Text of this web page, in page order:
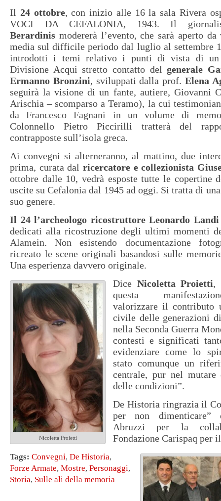
Il 24 ottobre, con inizio alle 16 la sala Rivera
VOCI DA CEFALONIA, 1943. Il
Berardinis modererà l’evento, che sarà aperto
media sul difficile periodo dal luglio al settembre
introdotti i temi relativo i punti di vista di
Divisione Acqui stretto contatto delgenerale
Ermanno Bronzini, sviluppati dalla prof. Elena
seguirà la visione di un fante, autiere, Giovanni
Arischia – scomparso a Teramo), la cui
da Francesco Fagnani in un volume di
Colonnello Pietro Piccirilli tratterà del
contrapposte sull’isola greca.
Ai convegni si alterneranno, al mattino, due
prima, curata dal ricercatore e collezionista
ottobre dalle 10, vedrà esposte tutte le copertine
uscite su Cefalonia dal 1945 ad oggi. Si tratta di
suo genere.
Il 24 l’archeologo ricostruttore Leonardo Landi
dedicati alla ricostruzione degli ultimi momenti
Alamein. Non esistendo documentazione
ricreato le scene originali basandosi sulle
Una esperienza davvero originale.
Nicoletta Proietti
Dice Nicoletta Proietti,
questa
valorizzare il contributo
civile delle generazioni
nella Seconda Guerra
contesti e significati
evidenziare come lo
stato comunque un
centrale, pur nel
delle condizioni”.
De Historia ringrazia il
per non dimenticare”
Abruzzi per la
Fondazione Carispaq per
Tags: Convegni, De Historia,
Forze Armate, Mostre, Personaggi,
Storia, Sulle ali della memoria